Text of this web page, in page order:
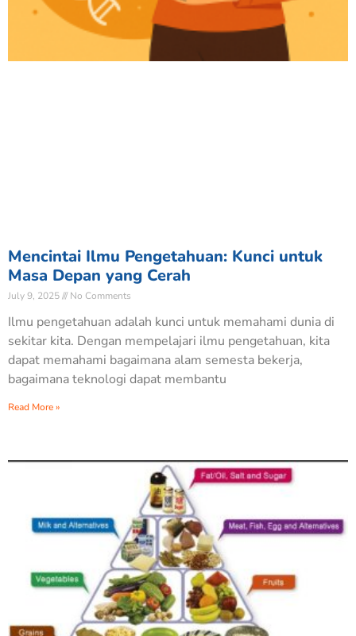
Mencintai Ilmu Pengetahuan: Kunci untuk
Masa Depan yang Cerah
July 9, 2025 No Comments
Ilmu pengetahuan adalah kunci untuk memahami dunia di
sekitar kita. Dengan mempelajari ilmu pengetahuan, kita
dapat memahami bagaimana alam semesta bekerja,
bagaimana teknologi dapat membantu
Read More »